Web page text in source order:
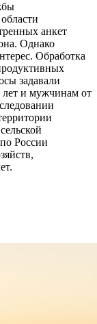
анкет
Однако
Обработка
задавали
лет и мужчинам от
России